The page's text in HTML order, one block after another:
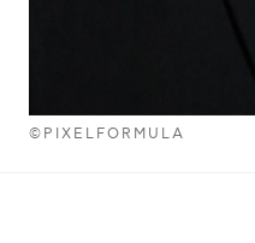
©PIXELFORMULA